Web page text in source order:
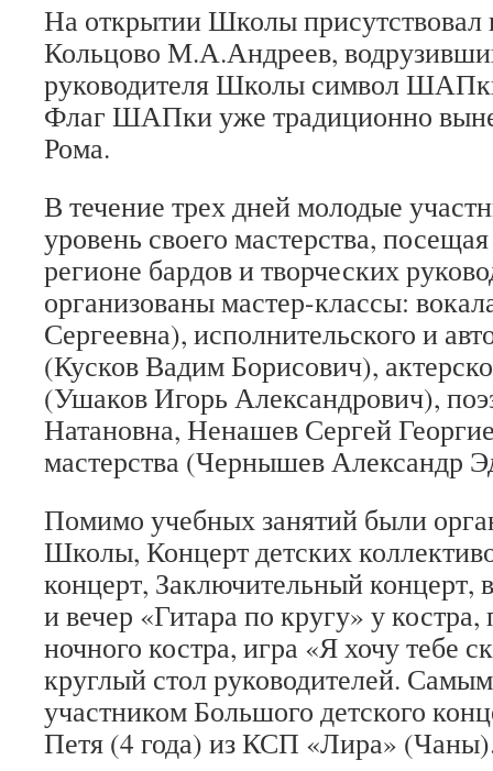
На открытии Школы присутствовал
Кольцово М.А.Андреев,
руководителя Школы символ
Флаг ШАПки уже традиционно
Рома.
В течение трех дней молодые
уровень своего мастерства,
регионе бардов и творческих
организованы мастер-классы:
Сергеевна), исполнительского и
(Кусков Вадим Борисович),
(Ушаков Игорь Александрович),
Натановна, Ненашев Сергей
мастерства (Чернышев Александр
Помимо учебных занятий были
Школы, Концерт детских
концерт, Заключительный концерт,
и вечер «Гитара по кругу» у
ночного костра, игра «Я хочу тебе
круглый стол руководителей.
участником Большого детского
Петя (4 года) из КСП «Лира»